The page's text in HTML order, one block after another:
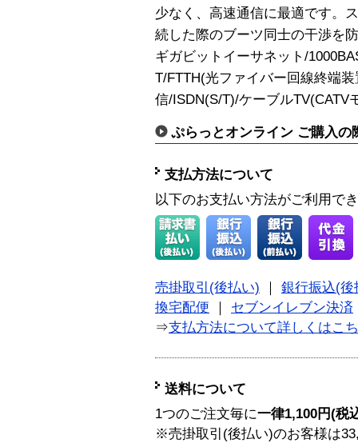
少なく、高速通信に最適です。
続した際のブーツ同士の干渉を
ギガビットイーサネット/
T/FTTH(光ファイバー回線終端
信/ISDN(S/T)/ケーブルTV(CATV
ぷらっとオンライン ご購入の
支払方法について
以下のお支払い方法がご利用で
売掛取引(後払い)
銀行振込(後
換宅配便
セブンイレブン決済
⇒支払方法について詳しくはこ
送料について
1つのご注文毎に一律1,100円(税
※売掛取引(後払い)のお客様は